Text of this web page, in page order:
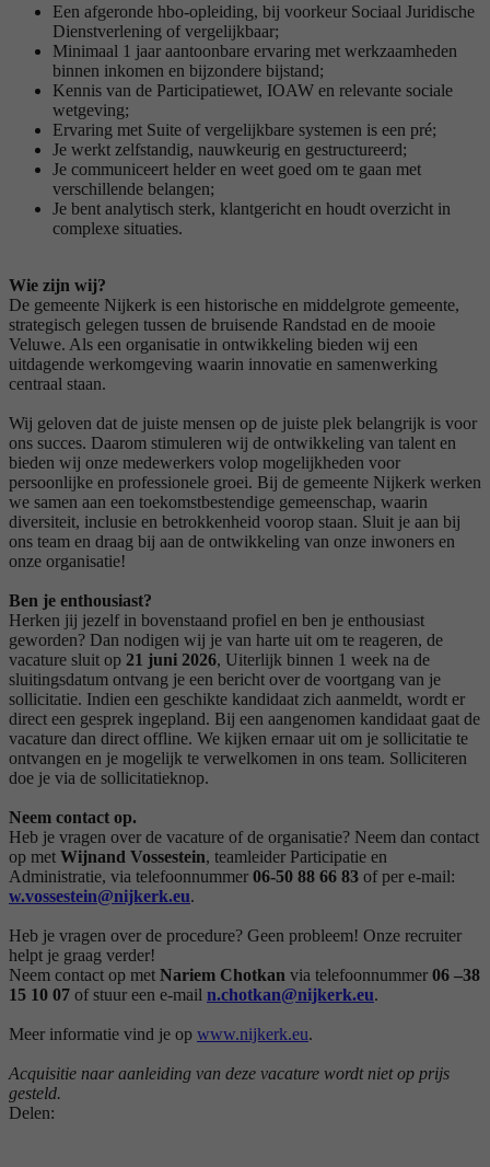
Een afgeronde hbo-opleiding, bij voorkeur Sociaal Juridische
Dienstverlening of vergelijkbaar;
Minimaal 1 jaar aantoonbare ervaring met werkzaamheden
binnen inkomen en bijzondere bijstand;
Kennis van de Participatiewet, IOAW en relevante sociale
wetgeving;
Ervaring met Suite of vergelijkbare systemen is een pré;
Je werkt zelfstandig, nauwkeurig en gestructureerd;
Je communiceert helder en weet goed om te gaan met
verschillende belangen;
Je bent analytisch sterk, klantgericht en houdt overzicht in
complexe situaties.
Wie zijn wij?
De gemeente Nijkerk is een historische en middelgrote gemeente,
strategisch gelegen tussen de bruisende Randstad en de mooie
Veluwe. Als een organisatie in ontwikkeling bieden wij een
uitdagende werkomgeving waarin innovatie en samenwerking
centraal staan.
Wij geloven dat de juiste mensen op de juiste plek belangrijk is voor
ons succes. Daarom stimuleren wij de ontwikkeling van talent en
bieden wij onze medewerkers volop mogelijkheden voor
persoonlijke en professionele groei. Bij de gemeente Nijkerk werken
we samen aan een toekomstbestendige gemeenschap, waarin
diversiteit, inclusie en betrokkenheid voorop staan. Sluit je aan bij
ons team en draag bij aan de ontwikkeling van onze inwoners en
onze organisatie!
Ben je enthousiast?
Herken jij jezelf in bovenstaand profiel en ben je enthousiast
geworden? Dan nodigen wij je van harte uit om te reageren, de
vacature sluit op 21 juni 2026, Uiterlijk binnen 1 week na de
sluitingsdatum ontvang je een bericht over de voortgang van je
sollicitatie. Indien een geschikte kandidaat zich aanmeldt, wordt er
direct een gesprek ingepland. Bij een aangenomen kandidaat gaat de
vacature dan direct offline. We kijken ernaar uit om je sollicitatie te
ontvangen en je mogelijk te verwelkomen in ons team. Solliciteren
doe je via de sollicitatieknop.
Neem contact op.
Heb je vragen over de vacature of de organisatie? Neem dan contact
op met Wijnand Vossestein, teamleider Participatie en
Administratie, via telefoonnummer 06-50 88 66 83 of per e-mail:
w.vossestein@nijkerk.eu.
Heb je vragen over de procedure? Geen probleem! Onze recruiter
helpt je graag verder!
Neem contact op met Nariem Chotkan via telefoonnummer 06 –38
15 10 07 of stuur een e-mail n.chotkan@nijkerk.eu.
Meer informatie vind je op www.nijkerk.eu.
Acquisitie naar aanleiding van deze vacature wordt niet op prijs
gesteld.
Delen: